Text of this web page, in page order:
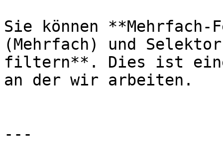
Sie können
(Mehrfach) und
filtern**. Dies ist eine
an der wir arbeiten.
---